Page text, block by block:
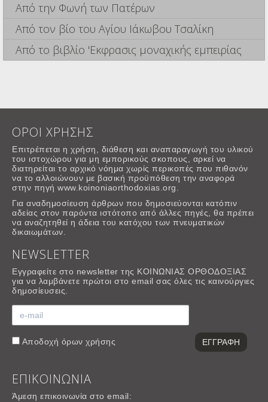
Από την Φωνή των Πατέρων
Από τον βίο του Αγίου Ιάκωβου Τσαλίκη
Από το βιβλίο 'Εκφρασις μοναχικής εμπειρίας
ΟΡΟΙ ΧΡΗΣΗΣ
Επιτρέπεται η χρήση, διάθεση και αναπαραγωγή του υλικού
του ιστοχώρου για μη εμπορικούς σκοπους, αρκεί να
διατηρείται το αρχικό νόημα χωρίς περικοπές που πιθανόν
να το αλλοιώνουν με βασική προϋπόθεση την αναφορά
στην πηγή www.koinoniaorthodoxias.org.
Για αναδημοσίευση άρθρων που δημοσιεύονται κατόπιν
αδείας στον παρόντα ιστότοπο από άλλες πηγές, θα πρέπει
να αναζητηθεί η άδεια του κατόχου των πνευματικών
δικαιωμάτων.
NEWSLETTER
Εγγραφείτε στο newsletter της ΚΟΙΝΩΝΙΑΣ ΟΡΘΟΔΟΞΙΑΣ
για να λαμβάνετε πρώτοι στο email σας όλες τις καινούργιες
δημοσίευσεις.
Αποδοχή όρων χρήσης
ΕΠΙΚΟΙΝΩΝΙΑ
Άμεση επικοινωνία στο email: